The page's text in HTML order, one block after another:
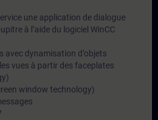
une application de dialogue
à l’aide du logiciel WinCC
avec dynamisation d’objets
vues à partir des faceplates
window technology)